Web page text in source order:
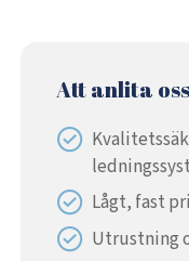
Att anlita
Lågt, fast
Utrustning